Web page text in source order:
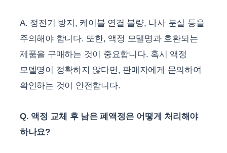
A. 정전기 방지, 케이블 연결 불량, 나사 분실 등을
주의해야 합니다. 또한, 액정 모델명과 호환되는
제품을 구매하는 것이 중요합니다. 혹시 액정
모델명이 정확하지 않다면, 판매자에게 문의하여
확인하는 것이 안전합니다.
Q. 액정 교체 후 남은 폐액정은 어떻게 처리해야
하나요?